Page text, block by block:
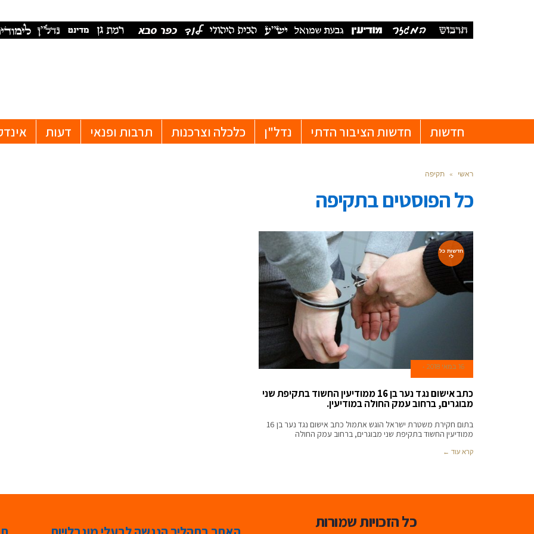
חדשות חדשות הציבור הדתי נדל"ן כלכלה וצרכנות תרבות ופנאי דעות
ראשי » תקיפה
כל הפוסטים בתקיפה
חדשות כל
לי
16 במאי 2018
כתב אישום נגד נער בן 16 ממודיעין החשוד בתקיפת שני
מבוגרים, ברחוב עמק החולה במודיעין.
בתום חקירת משטרת ישראל הוגש אתמול כתב אישום נגד נער בן 16
ממודיעין החשוד בתקיפת שני מבוגרים, ברחוב עמק החולה
קרא עוד ←
כל הזכויות שמורות